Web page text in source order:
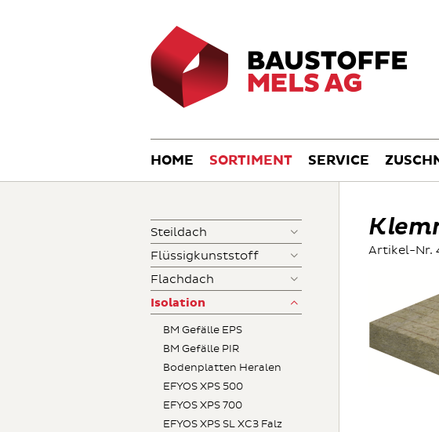
HOME SORTIMENT SERVICE
Steildach
Flüssigkunststoff
Flachdach
Isolation
BM Gefälle EPS
BM Gefälle PIR
Bodenplatten Heralen
EFYOS XPS 500
EFYOS XPS 700
EFYOS XPS SL XC3 Falz
Artikel-Nr.